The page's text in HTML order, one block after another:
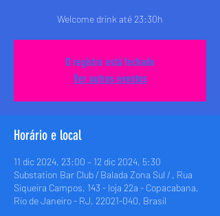
Welcome drink até 23:30h
O registro está fechado
Ver outros eventos
Horário e local
11 dic 2024, 23:00 – 12 dic 2024, 5:30
Substation Bar Club / Balada Zona Sul / , Rua
Siqueira Campos, 143 - loja 22a - Copacabana,
Rio de Janeiro - RJ, 22021-040, Brasil